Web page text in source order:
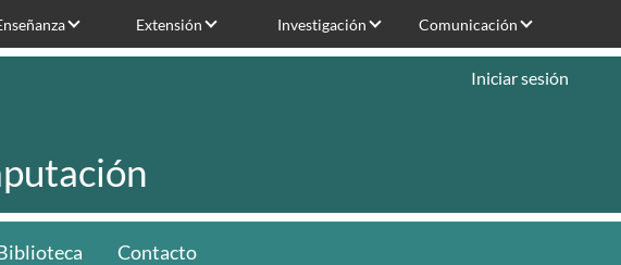
Extensión Investigación Comunicación
Iniciar sesión
Contacto